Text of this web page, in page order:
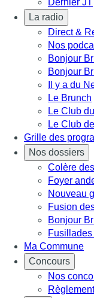
La radio
Direct &
Nos
Bonjour
Bonjour
Il y a du
Le Brunch
Le Club
Le Club
Grille des
Nos dossiers
Colère
Foyer
Nouveau
Fusion
Bonjour
Ma Commune
Concours
Nos
Règlement